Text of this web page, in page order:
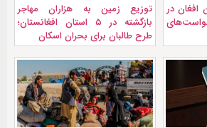
افغان در
توزیع زمین به هزاران مهاجر
بازگشته در ۵ استان افغانستان؛
طرح طالبان برای بحران اسکان